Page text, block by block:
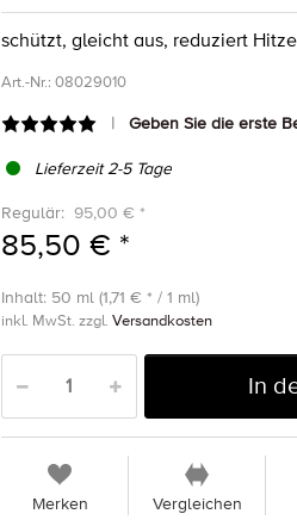
schützt, gleicht aus, reduziert
Art.-Nr.: 08029010
Geben Sie die erste
Lieferzeit 2-5 Tage
Regulär: 95,00 € *
85,50 € *
Inhalt: 50 ml (1,71 € * / 1 ml)
inkl. MwSt. zzgl. Versandkosten
In
Merken Vergleichen